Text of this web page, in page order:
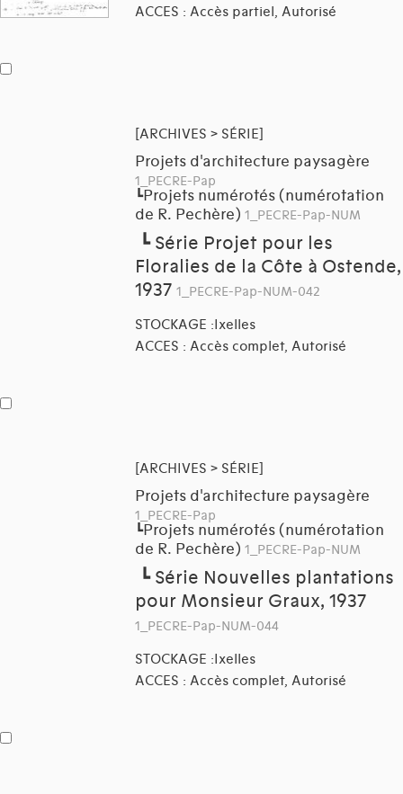
ACCES : Accès partiel, Autorisé
[ARCHIVES > SÉRIE]
Projets d'architecture paysagère
1_PECRE-Pap
┗Projets numérotés (numérotation
de R. Pechère) 1_PECRE-Pap-NUM
┗ Série Projet pour les
Floralies de la Côte à Ostende,
1937 1_PECRE-Pap-NUM-042
STOCKAGE :Ixelles
ACCES : Accès complet, Autorisé
[ARCHIVES > SÉRIE]
Projets d'architecture paysagère
1_PECRE-Pap
┗Projets numérotés (numérotation
de R. Pechère) 1_PECRE-Pap-NUM
┗ Série Nouvelles plantations
pour Monsieur Graux, 1937
1_PECRE-Pap-NUM-044
STOCKAGE :Ixelles
ACCES : Accès complet, Autorisé